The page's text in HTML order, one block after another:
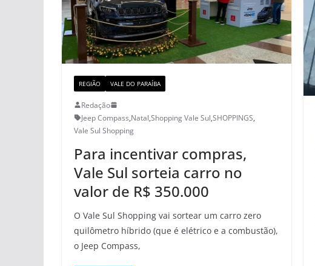
REGIÃO VALE DO PARAÍBA
Redação
Jeep Compass,Natal,Shopping Vale Sul,SHOPPINGS,
Vale Sul Shopping
Para incentivar compras,
Vale Sul sorteia carro no
valor de R$ 350.000
O Vale Sul Shopping vai sortear um carro zero
quilômetro híbrido (que é elétrico e a combustão),
o Jeep Compass,